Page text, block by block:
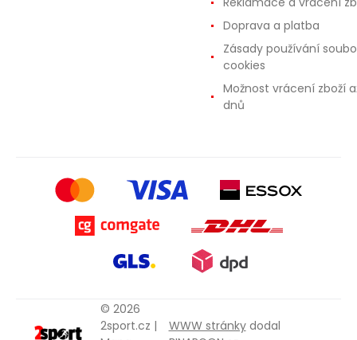
Doprava a platba
Zásady používání
cookies
Možnost vrácení zboží
dnů
© 2026
2sport.cz |
WWW stránkydodal